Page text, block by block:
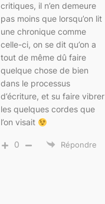
critiques, il n’en demeure
pas moins que lorsqu’on lit
une chronique comme
celle-ci, on se dit qu’on a
tout de même dû faire
quelque chose de bien
dans le processus
d’écriture, et su faire vibrer
les quelques cordes que
l’on visait
0 Répondre